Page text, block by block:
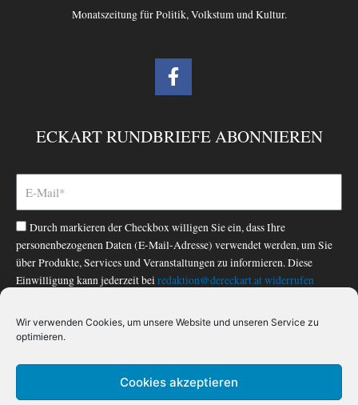
Wir verwenden Cookies, um unsere Website und unseren Service zu
optimieren.
Cookies akzeptieren
Monatszeitung für Politik, Volkstum und Kultur.
F
a
c
b
o
-
f
ECKART RUNDBRIEFE ABONNIEREN
Durch markieren der Checkbox willigen Sie ein, dass Ihre
personenbezogenen Daten (E-Mail-Adresse) verwendet werden, um Sie
über Produkte, Services und Veranstaltungen zu informieren. Diese
Einwilligung kann jederzeit bei redaktion@dereckart.atwiderrufen
Datenschutzerklärung